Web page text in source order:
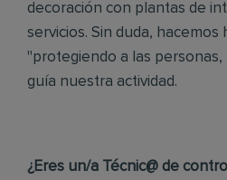
decoración con plantas de
servicios. Sin duda,
"protegiendo a las personas,
guía nuestra actividad.
¿Eres un/a Técnic@ de